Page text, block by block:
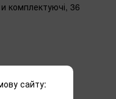
комплектуючі, 36
сайту: